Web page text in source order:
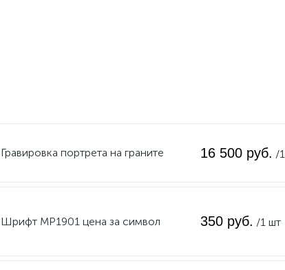
Гравировка портрета на граните 16 500 руб. /
Шрифт MP1901 цена за символ 350 руб. /1 шт